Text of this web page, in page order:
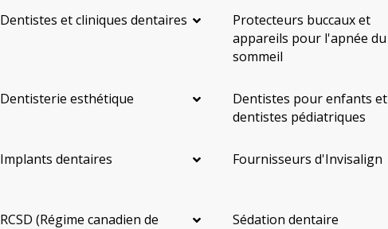
Dentistes et cliniques dentaires
Protecteurs buccaux et
appareils pour l'apnée du
sommeil
Dentisterie esthétique
Dentistes pour enfants et
dentistes pédiatriques
Implants dentaires Fournisseurs d'Invisalign
RCSD (Régime canadien de Sédation dentaire